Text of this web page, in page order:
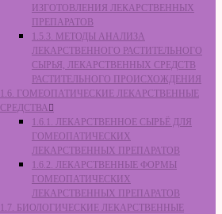
ИЗГОТОВЛЕНИЯ ЛЕКАРСТВЕННЫХ
ПРЕПАРАТОВ
1.5.3. МЕТОДЫ АНАЛИЗА
ЛЕКАРСТВЕННОГО РАСТИТЕЛЬНОГО
СЫРЬЯ, ЛЕКАРСТВЕННЫХ СРЕДСТВ
РАСТИТЕЛЬНОГО ПРОИСХОЖДЕНИЯ
1.6. ГОМЕОПАТИЧЕСКИЕ ЛЕКАРСТВЕННЫЕ
СРЕДСТВА
1.6.1. ЛЕКАРСТВЕННОЕ СЫРЬЁ ДЛЯ
ГОМЕОПАТИЧЕСКИХ
ЛЕКАРСТВЕННЫХ ПРЕПАРАТОВ
1.6.2. ЛЕКАРСТВЕННЫЕ ФОРМЫ
ГОМЕОПАТИЧЕСКИХ
ЛЕКАРСТВЕННЫХ ПРЕПАРАТОВ
1.7. БИОЛОГИЧЕСКИЕ ЛЕКАРСТВЕННЫЕ